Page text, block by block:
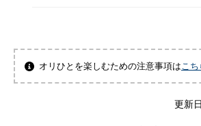
オリひとを楽しむための注意事項はこち
更新